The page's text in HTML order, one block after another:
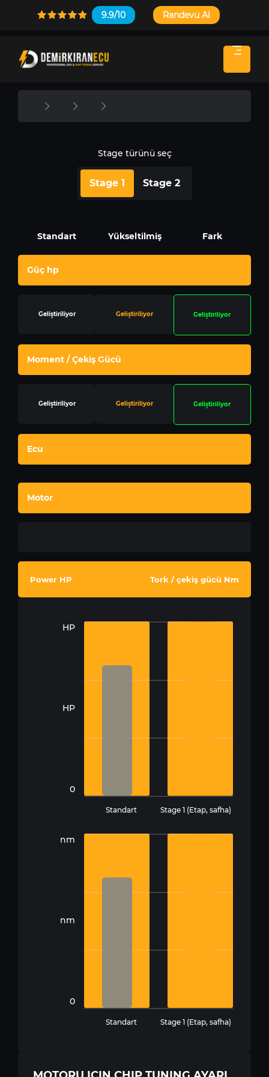
9.9/10 Randevu Al
Stage türünü seç
Stage 1 Stage 2
Standart Yükseltilmiş Fark
Güç hp
Geliştiriliyor Geliştiriliyor Geliştiriliyor
Moment / Çekiş Gücü
Geliştiriliyor Geliştiriliyor Geliştiriliyor
Ecu
Motor
Power HP Tork / çekiş gücü Nm
HP
HP
0
Standart Stage 1 (Etap, safha)
nm
nm
0
Standart Stage 1 (Etap, safha)